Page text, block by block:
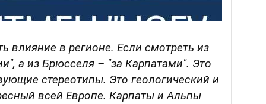
влияние в регионе. Если смотреть из
а из Брюсселя – "за Карпатами". Это
стереотипы. Это геологический и
всей Европе. Карпаты и Альпы